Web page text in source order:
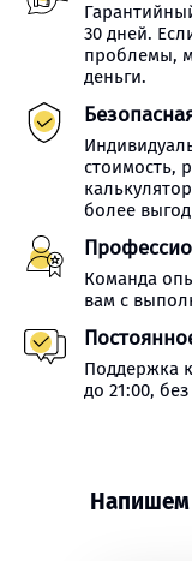
30 дней.
проблемы,
деньги.
стоимость,
более
Команда
вам с
Поддержка
до 21:00,